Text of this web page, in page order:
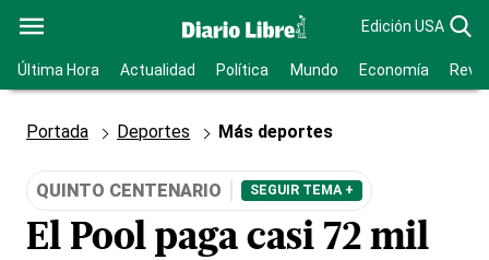
Edición USA
Última Hora Actualidad Política Mundo Economía
Portada Deportes Más deportes
QUINTO CENTENARIO SEGUIR TEMA +
El Pool paga casi 72 mil